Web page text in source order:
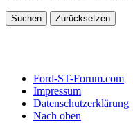
Ford-ST-Forum.com
Impressum
Datenschutzerklärung
Nach oben